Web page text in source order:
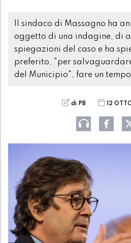
Il sindaco di Massagno ha
oggetto di una indagine, di
spiegazioni del caso e ha
preferito, "per
del Municipio", fare un
di PB 12